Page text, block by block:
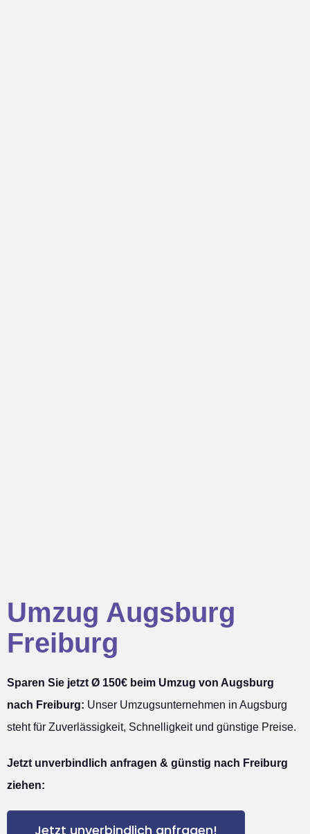
Umzug Augsburg
Freiburg
Sparen Sie jetzt Ø 150€ beim Umzug von Augsburg
nach Freiburg: Unser Umzugsunternehmen in Augsburg
steht für Zuverlässigkeit, Schnelligkeit und günstige Preise.
Jetzt unverbindlich anfragen & günstig nach Freiburg
ziehen:
Jetzt unverbindlich anfragen!